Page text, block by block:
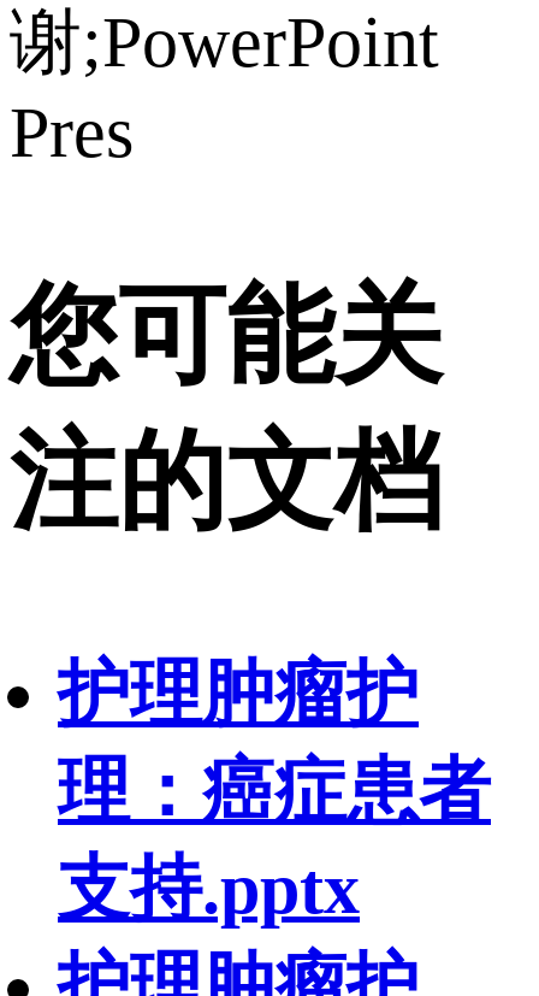
谢;PowerPoint
Pres
您可能关
注的文档
护理肿瘤护
理：癌症患者
支持.pptx